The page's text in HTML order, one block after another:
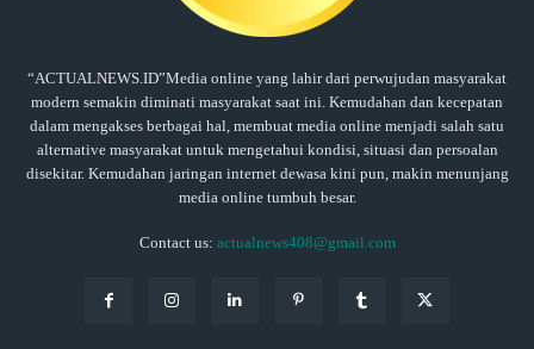
“ACTUALNEWS.ID”Media online yang lahir dari perwujudan masyarakat
modern semakin diminati masyarakat saat ini. Kemudahan dan kecepatan
dalam mengakses berbagai hal, membuat media online menjadi salah satu
alternative masyarakat untuk mengetahui kondisi, situasi dan persoalan
disekitar. Kemudahan jaringan internet dewasa kini pun, makin menunjang
media online tumbuh besar.
Contact us: actualnews408@gmail.com